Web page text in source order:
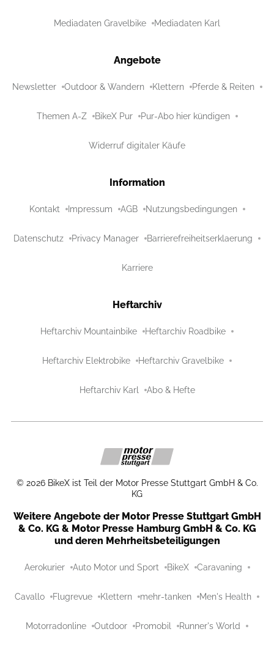
Mediadaten Gravelbike Mediadaten Karl
Angebote
Newsletter Outdoor & Wandern Klettern Pferde & Reiten
Themen A-Z BikeX Pur Pur-Abo hier kündigen
Widerruf digitaler Käufe
Information
Kontakt Impressum AGB Nutzungsbedingungen
Datenschutz Privacy Manager Barrierefreiheitserklaerung
Karriere
Heftarchiv
Heftarchiv Mountainbike Heftarchiv Roadbike
Heftarchiv Elektrobike Heftarchiv Gravelbike
Heftarchiv Karl Abo & Hefte
© 2026 BikeX ist Teil der Motor Presse Stuttgart GmbH & Co.
KG
Weitere Angebote der Motor Presse Stuttgart GmbH
& Co. KG & Motor Presse Hamburg GmbH & Co. KG
und deren Mehrheitsbeteiligungen
Aerokurier Auto Motor und Sport BikeX Caravaning
Cavallo Flugrevue Klettern mehr-tanken Men's Health
Motorradonline Outdoor Promobil Runner's World